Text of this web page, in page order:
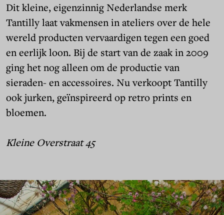
Dit kleine, eigenzinnig Nederlandse merk
Tantilly laat vakmensen in ateliers over de hele
wereld producten vervaardigen tegen een goed
en eerlijk loon. Bij de start van de zaak in 2009
ging het nog alleen om de productie van
sieraden- en accessoires. Nu verkoopt Tantilly
ook jurken, geïnspireerd op retro prints en
bloemen.
Kleine Overstraat 45